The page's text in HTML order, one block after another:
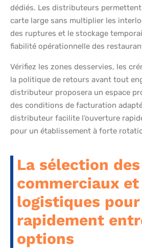
dédiés. Les distributeurs
carte large sans multiplier les
des ruptures et le stockage
fiabilité opérationnelle des
Vérifiez les zones desservies, les
la politique de retours avant tout
distributeur proposera un espace
des conditions de facturation
distributeur facilite l’ouverture
pour un établissement à forte
La sélection
commerciaux et
logistiques
rapidement
options